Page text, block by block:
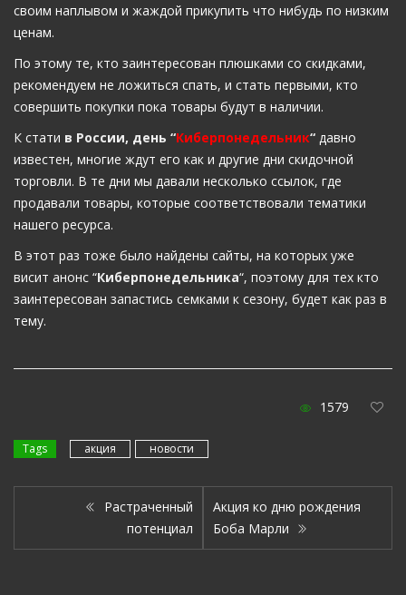
своим наплывом и жаждой прикупить что нибудь по низким
ценам.
По этому те, кто заинтересован плюшками со скидками,
рекомендуем не ложиться спать, и стать первыми, кто
совершить покупки пока товары будут в наличии.
К стати в России, день “Киберпонедельник“ давно
известен, многие ждут его как и другие дни скидочной
торговли. В те дни мы давали несколько ссылок, где
продавали товары, которые соответствовали тематики
нашего ресурса.
В этот раз тоже было найдены сайты, на которых уже
висит анонс “Киберпонедельника“, поэтому для тех кто
заинтересован запастись семками к сезону, будет как раз в
тему.
1579
Tags акция новости
Растраченный
потенциал
Акция ко дню рождения
Боба Марли